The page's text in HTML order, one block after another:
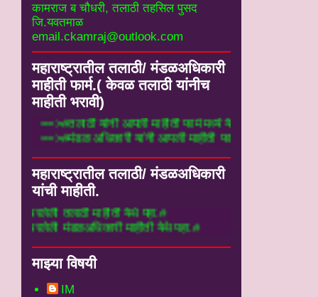
कामराज ब चौधरी, तलाठी तहसिल पुसद
जि.यवतमाळ
email.ckamraj@outlook.com
महाराष्ट्रातील तलाठी/ मंडळअधिकारी
माहीती फार्म.( केवळ तलाठी यांनीच
माहीती भरावी)
==>#तलाठी यांनी आपली माहीती फार्म मध्ये येथे
==>#मंडळ अधिकारी यांनी आपली माहीती फार्म
महाराष्ट्रातील तलाठी/ मंडळअधिकारी
यांची माहीती.
माहीती येथे पहा.#
माहीती येथे पहा.#
माझ्या विषयी
IM